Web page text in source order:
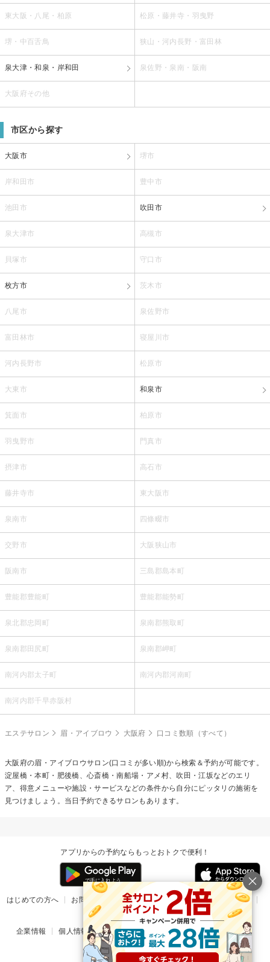
東大阪・八尾・柏原 松原・藤井寺・羽曳野
堺・中百舌鳥 狭山・河内長野・富田林
泉大津・和泉・岸和田 泉佐野・泉南・阪南
大阪府その他
市区から探す
大阪市 堺市
岸和田市 豊中市
池田市 吹田市
泉大津市 高槻市
貝塚市 守口市
枚方市 茨木市
八尾市 泉佐野市
富田林市 寝屋川市
河内長野市 松原市
大東市 和泉市
箕面市 柏原市
羽曳野市 門真市
摂津市 高石市
藤井寺市 東大阪市
泉南市 四條畷市
交野市 大阪狭山市
阪南市 三島郡島本町
豊能郡豊能町 豊能郡能勢町
泉北郡忠岡町 泉南郡熊取町
泉南郡田尻町 泉南郡岬町
南河内郡太子町 南河内郡河南町
南河内郡千早赤阪村
エステサロン 眉・アイブロウ 大阪府 口コミ数順（すべて）
大阪府の眉・アイブロウサロン(口コミが多い順)から検索＆予約が可能です。
淀屋橋・本町・肥後橋、心斎橋・南船場・アメ村、吹田・江坂などのエリ
ア、得意メニューや施設・サービスなどの条件から自分にピッタリの施術を
見つけましょう。当日予約できるサロンもあります。
アプリからの予約ならもっとおトクで便利！
はじめての方へ お問い合わせ ヘルプ リリース情報
利用規約
掲載ご希望のサロン様
企業情報 個人情報保護方針 楽天のサービス一覧 アプリ一覧
© Rakuten Group, Inc.